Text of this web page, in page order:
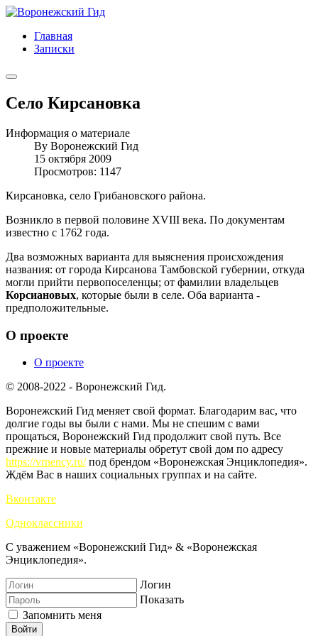
Главная
Записки
Село Кирсановка
Информация о материале
By Воронежский Гид
15 октября 2009
Просмотров: 1147
Кирсановка, село Грибановского района.
Возникло в первой половине XVIII века. По документам
известно с 1762 года.
Два возможных варианта для выяснения происхождения
названия: от города Кирсанова Тамбовской губернии, откуда
могли прийти первопоселенцы; от фамилии владельцев
Корсиановых, которые были в селе. Оба варианта -
предположительные.
О проекте
О проекте
© 2008-2022 - Воронежский Гид.
Воронежский Гид меняет свой формат. Благодарим вас, что
долгие годы вы были с нами. Мы не спешим с вами
прощаться, Воронежский Гид продолжит свой путь. Все
прежние и новые материалы обретут свой дом по адресу
https://vrnency.ru/под брендом «Воронежская Энциклопедия».
Ждём Вас в наших социальных группах и на сайте.
Вконтакте
Одноклассники
С уважением «Воронежский Гид» & «Воронежская
Энциклопедия».
Логин
Показать
Запомнить меня
Войти